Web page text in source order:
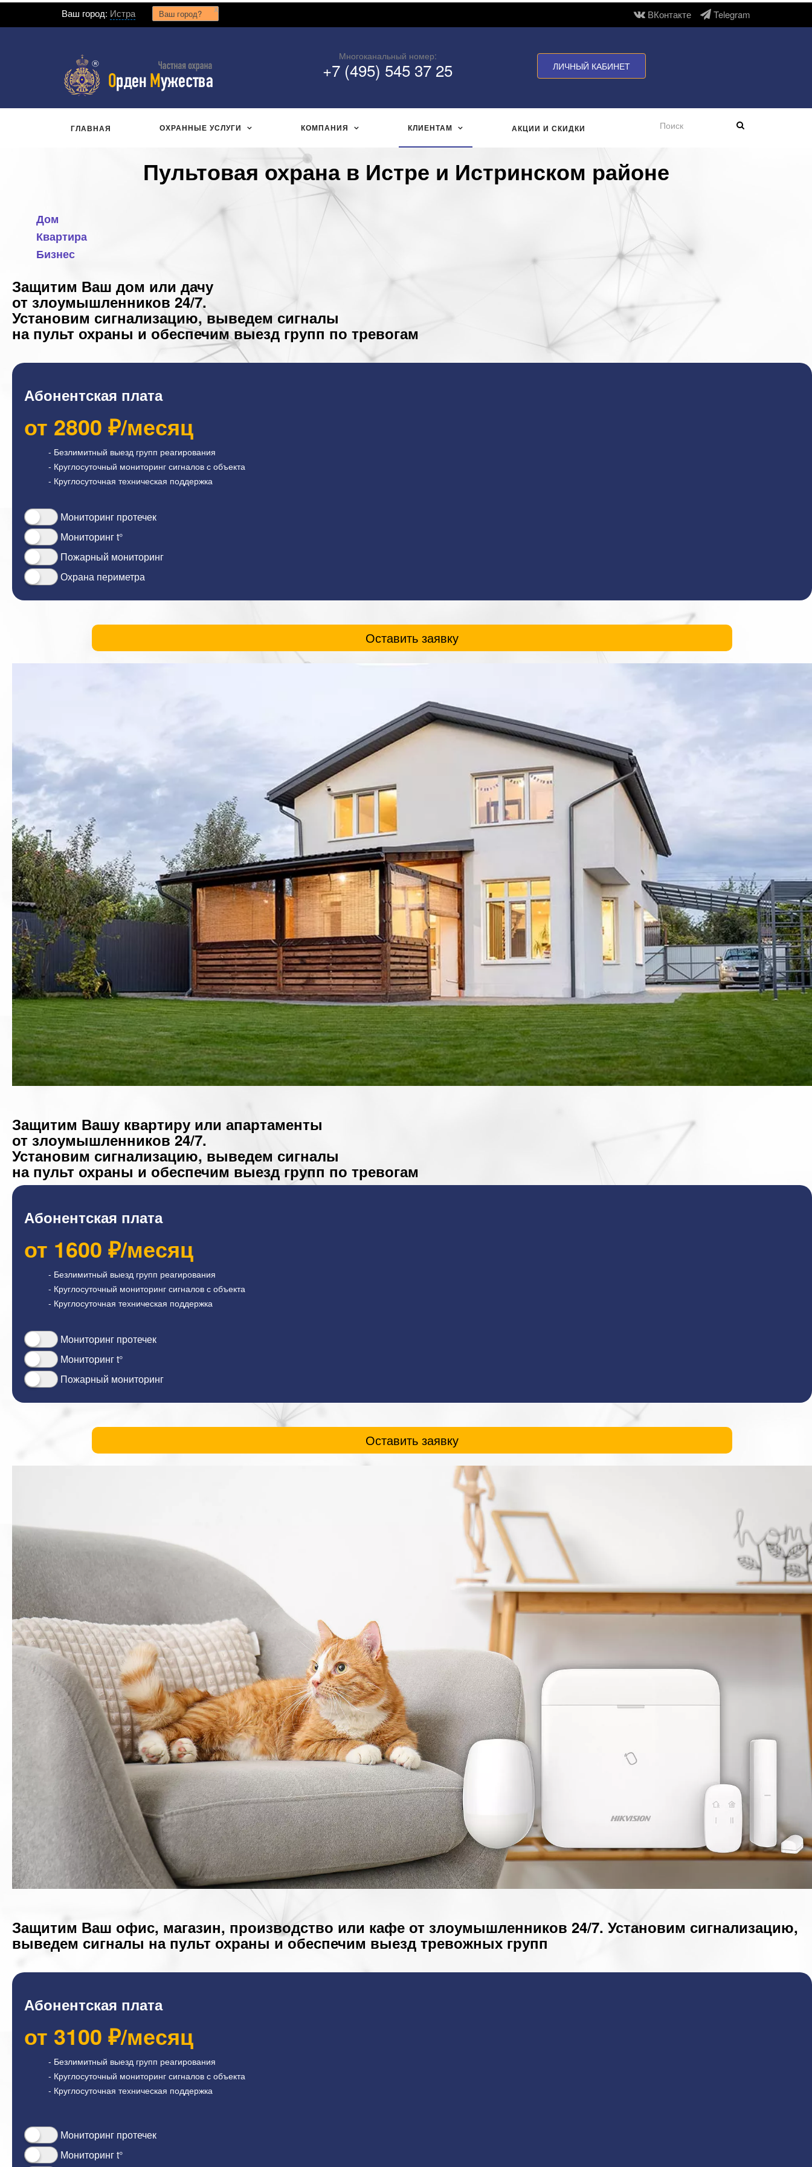
Ваш город: Истра Ваш город? x ВКонтакте Telegram
Многоканальный номер:
+7 (495) 545 37 25 ЛИЧНЫЙ КАБИНЕТ
ГЛАВНАЯ ОХРАННЫЕ УСЛУГИ КОМПАНИЯ КЛИЕНТАМ АКЦИИ И СКИДКИ
Пультовая охрана в Истре и Истринском районе
Дом
Квартира
Бизнес
Защитим Ваш дом или дачу
от злоумышленников 24/7.
Установим сигнализацию, выведем сигналы
на пульт охраны и обеспечим выезд групп по тревогам
Абонентская плата
от 2800 ₽/месяц
- Безлимитный выезд групп реагирования
- Круглосуточный мониторинг сигналов с объекта
- Круглосуточная техническая поддержка
Мониторинг протечек
Мониторинг t°
Пожарный мониторинг
Охрана периметра
Оставить заявку
Защитим Вашу квартиру или апартаменты
от злоумышленников 24/7.
Установим сигнализацию, выведем сигналы
на пульт охраны и обеспечим выезд групп по тревогам
Абонентская плата
от 1600 ₽/месяц
- Безлимитный выезд групп реагирования
- Круглосуточный мониторинг сигналов с объекта
- Круглосуточная техническая поддержка
Мониторинг протечек
Мониторинг t°
Пожарный мониторинг
Оставить заявку
Защитим Ваш офис, магазин, производство или кафе от злоумышленников 24/7. Установим сигнализацию,
выведем сигналы на пульт охраны и обеспечим выезд тревожных групп
Абонентская плата
от 3100 ₽/месяц
- Безлимитный выезд групп реагирования
- Круглосуточный мониторинг сигналов с объекта
- Круглосуточная техническая поддержка
Мониторинг протечек
Мониторинг t°